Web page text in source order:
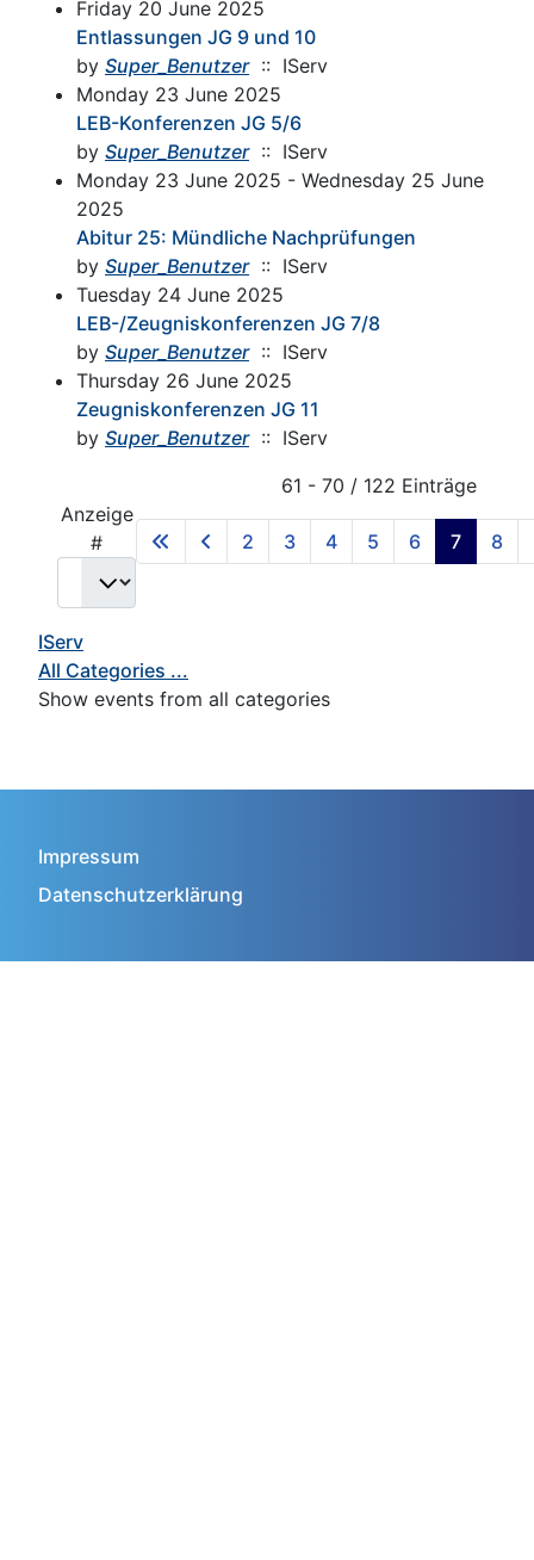
Friday 20 June 2025
Entlassungen JG 9 und 10
by Super_Benutzer:: IServ
Monday 23 June 2025
LEB-Konferenzen JG 5/6
by Super_Benutzer:: IServ
Monday 23 June 2025 - Wednesday 25 June
2025
Abitur 25: Mündliche Nachprüfungen
by Super_Benutzer:: IServ
Tuesday 24 June 2025
LEB-/Zeugniskonferenzen JG 7/8
by Super_Benutzer:: IServ
Thursday 26 June 2025
Zeugniskonferenzen JG 11
by Super_Benutzer:: IServ
61 - 70 / 122 Einträge
Anzeige
#
2 3 4 5 6 7 8
IServ
All Categories ...
Show events from all categories
Impressum
Datenschutzerklärung